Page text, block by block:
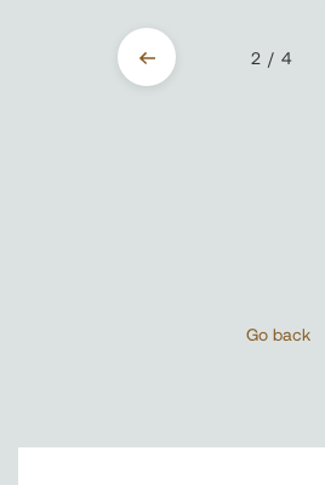
2 / 4
Go back